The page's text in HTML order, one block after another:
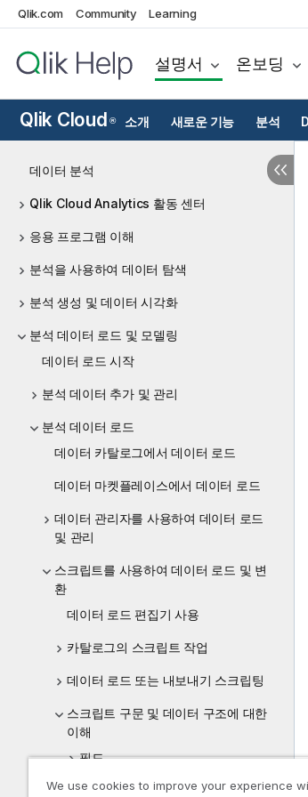
Qlik.com Community Learning
설명서 온보딩
Qlik Cloud ® 소개 새로운 기능 분석
데이터 분석
Qlik Cloud Analytics 활동 센터
응용 프로그램 이해
분석을 사용하여 데이터 탐색
분석 생성 및 데이터 시각화
분석 데이터 로드 및 모델링
데이터 로드 시작
분석 데이터 추가 및 관리
분석 데이터 로드
데이터 카탈로그에서 데이터 로드
데이터 마켓플레이스에서 데이터 로드
데이터 관리자를 사용하여 데이터 로드
및 관리
스크립트를 사용하여 데이터 로드 및 변
환
데이터 로드 편집기 사용
카탈로그의 스크립트 작업
데이터 로드 또는 내보내기 스크립팅
스크립트 구문 및 데이터 구조에 대한
이해
필드
논리 테이블
We use cookies to improve your experience